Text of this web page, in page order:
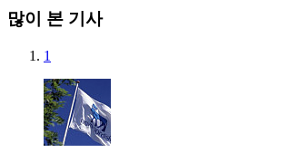
많이 본 기사
1